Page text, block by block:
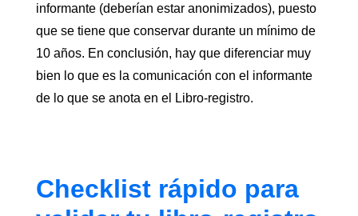
informante (deberían estar anonimizados), puesto
que se tiene que conservar durante un mínimo de
10 años. En conclusión, hay que diferenciar muy
bien lo que es la comunicación con el informante
de lo que se anota en el Libro-registro.
Checklist rápido para